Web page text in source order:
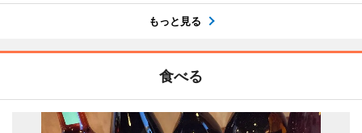
もっと見る
食べる